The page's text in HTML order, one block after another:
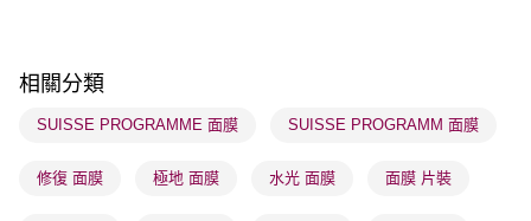
每筆HK$65.00，滿HK$300.00或以上免運費
確認發貨後1-3 工作天送達，訂單將隨機分配至SF順豐速運或京東
相關分類
SUISSE PROGRAMME 面膜 SUISSE PROGRAMM 面膜
修復 面膜 極地 面膜 水光 面膜 面膜 片裝